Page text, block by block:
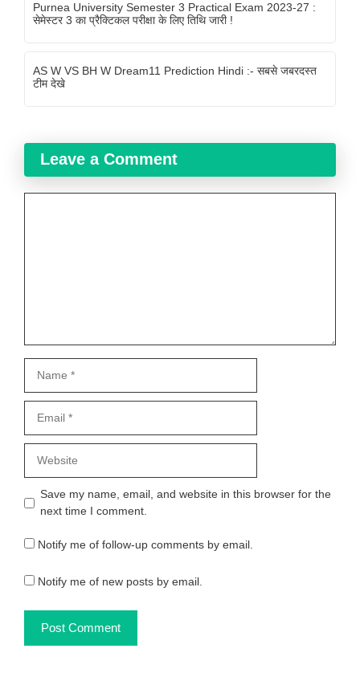
Purnea University Semester 3 Practical Exam 2023-27 :
सेमेस्टर 3 का प्रैक्टिकल परीक्षा के लिए तिथि जारी !
AS W VS BH W Dream11 Prediction Hindi :- सबसे जबरदस्त
टीम देखे
Leave a Comment
Save my name, email, and website in this browser for the
next time I comment.
Notify me of follow-up comments by email.
Notify me of new posts by email.